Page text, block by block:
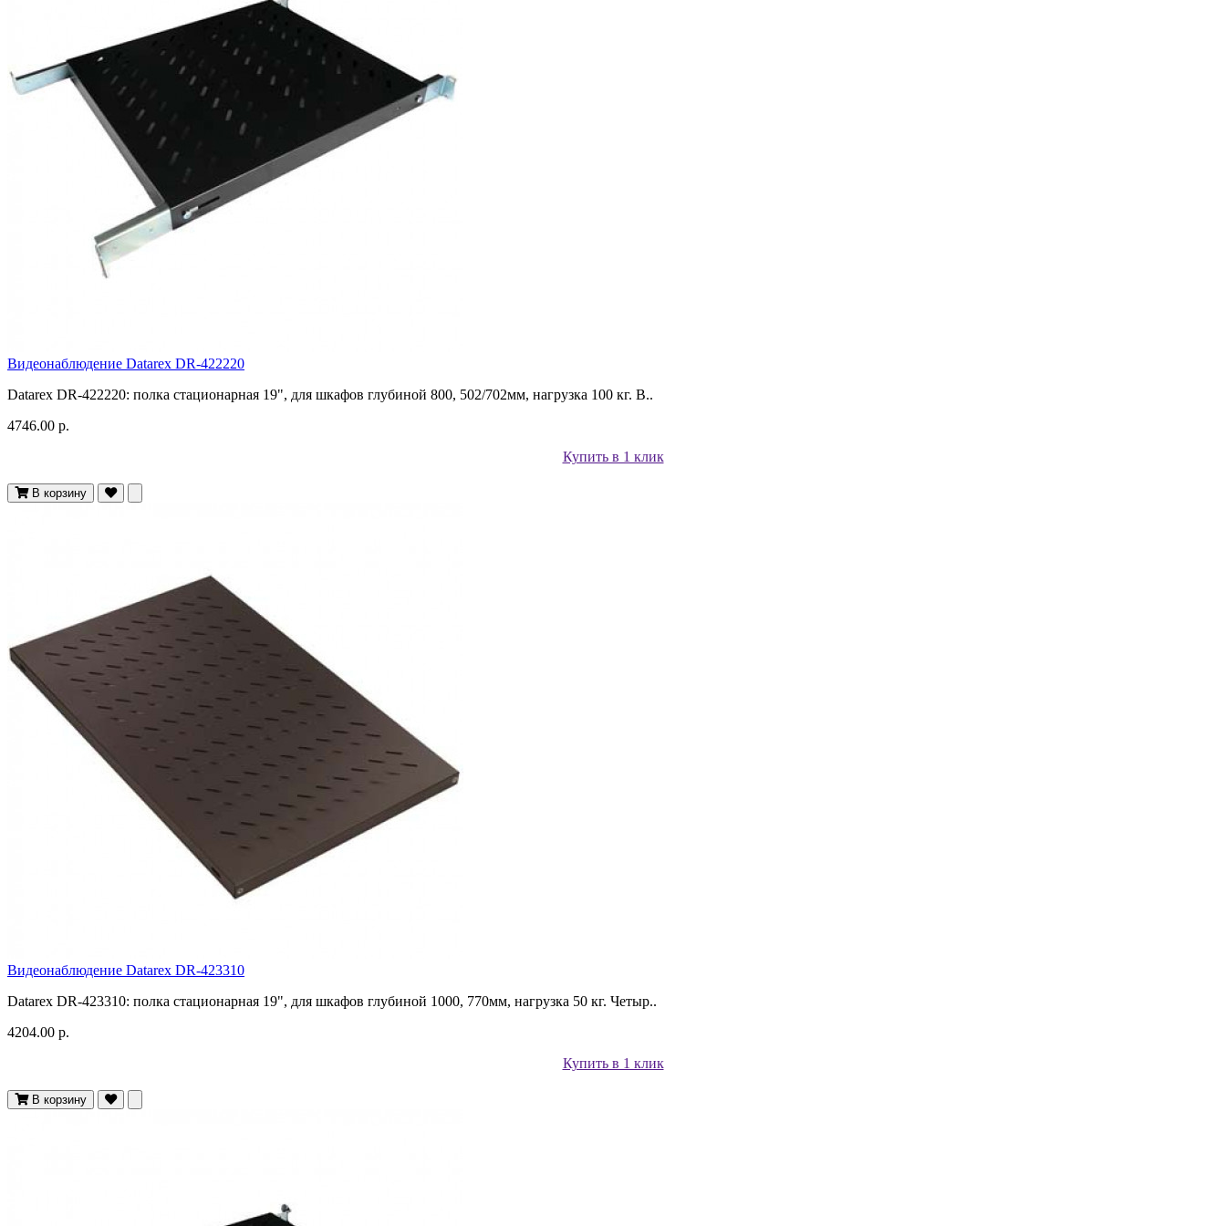
Видеонаблюдение Datarex DR-422220
Datarex DR-422220: полка стационарная 19", для шкафов глубиной 800, 502/702мм, нагрузка 100 кг. В..
4746.00 р.
Купить в 1 клик
В корзину
Видеонаблюдение Datarex DR-423310
Datarex DR-423310: полка стационарная 19", для шкафов глубиной 1000, 770мм, нагрузка 50 кг. Четыр..
4204.00 р.
Купить в 1 клик
В корзину